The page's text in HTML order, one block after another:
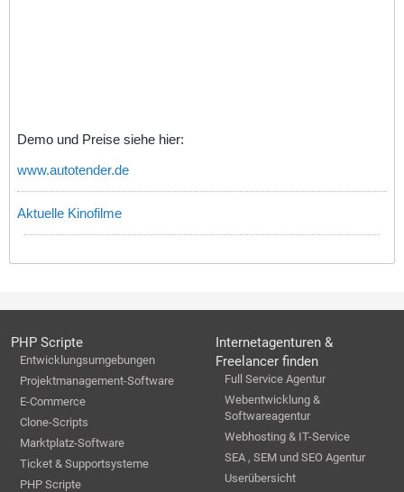
Demo und Preise siehe hier:
www.autotender.de
Aktuelle Kinofilme
PHP Scripte
Entwicklungsumgebungen
Projektmanagement-Software
E-Commerce
Clone-Scripts
Marktplatz-Software
Ticket & Supportsysteme
PHP Scripte
Internetagenturen &
Freelancer finden
Full Service Agentur
Webentwicklung &
Softwareagentur
Webhosting & IT-Service
SEA , SEM und SEO Agentur
Userübersicht